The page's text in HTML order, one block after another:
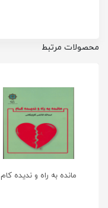
محصولات مرتبط
مانده به راه و ندیده کام